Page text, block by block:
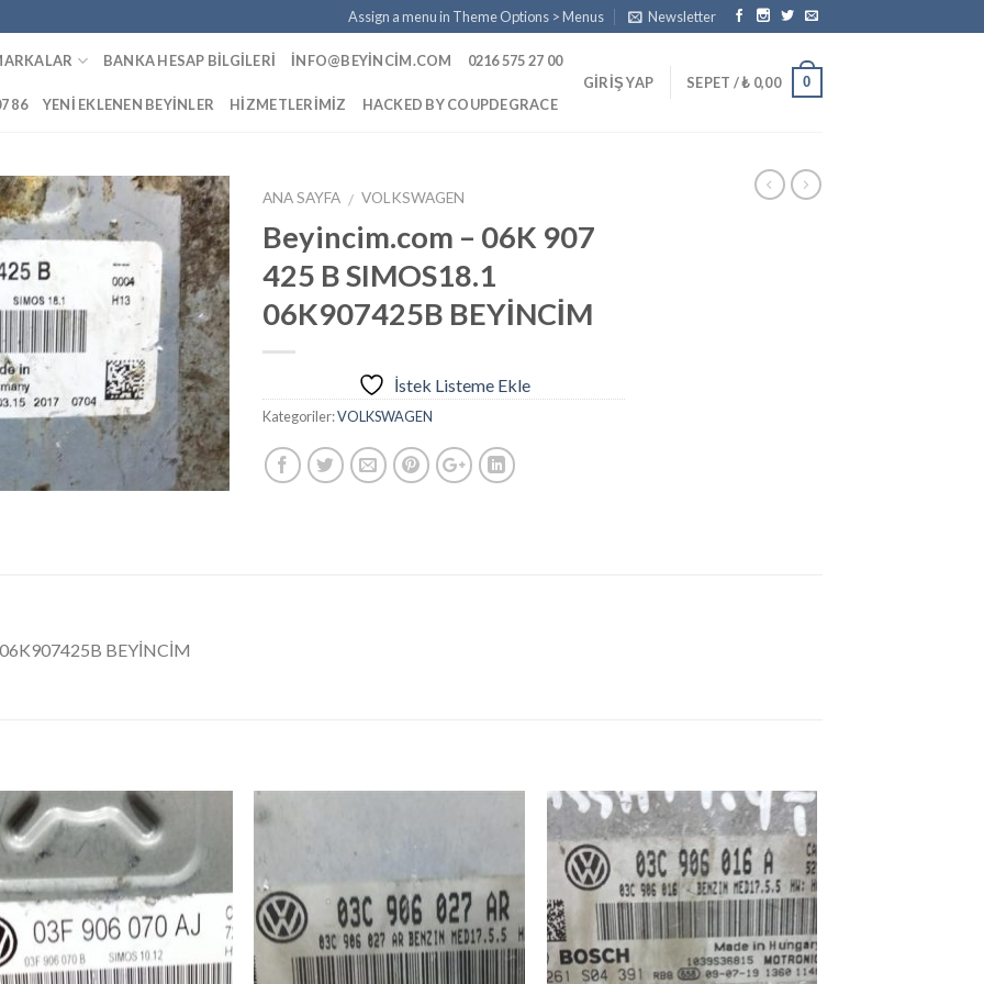
Assign a menu in Theme Options > Menus Newsletter
BANKA HESAP BILGILERI INFO@BEYINCIM.COM 0216 575 27 00
86 YENI EKLENEN BEYINLER HIZMETLERIMIZ HACKED BY COUPDEGRACE
GIRIŞ YAP SEPET /₺ 0,00 0
İstek
Listeme
Ekle
ANA SAYFA / VOLKSWAGEN
Beyincim.com – 06K 907
425 B SIMOS18.1
06K907425B BEYİNCİM
İstek Listeme Ekle
Kategoriler:VOLKSWAGEN
BEYİNCİM
İstek
Listeme
Ekle
İstek
Listeme
Ekle
İstek
Listeme